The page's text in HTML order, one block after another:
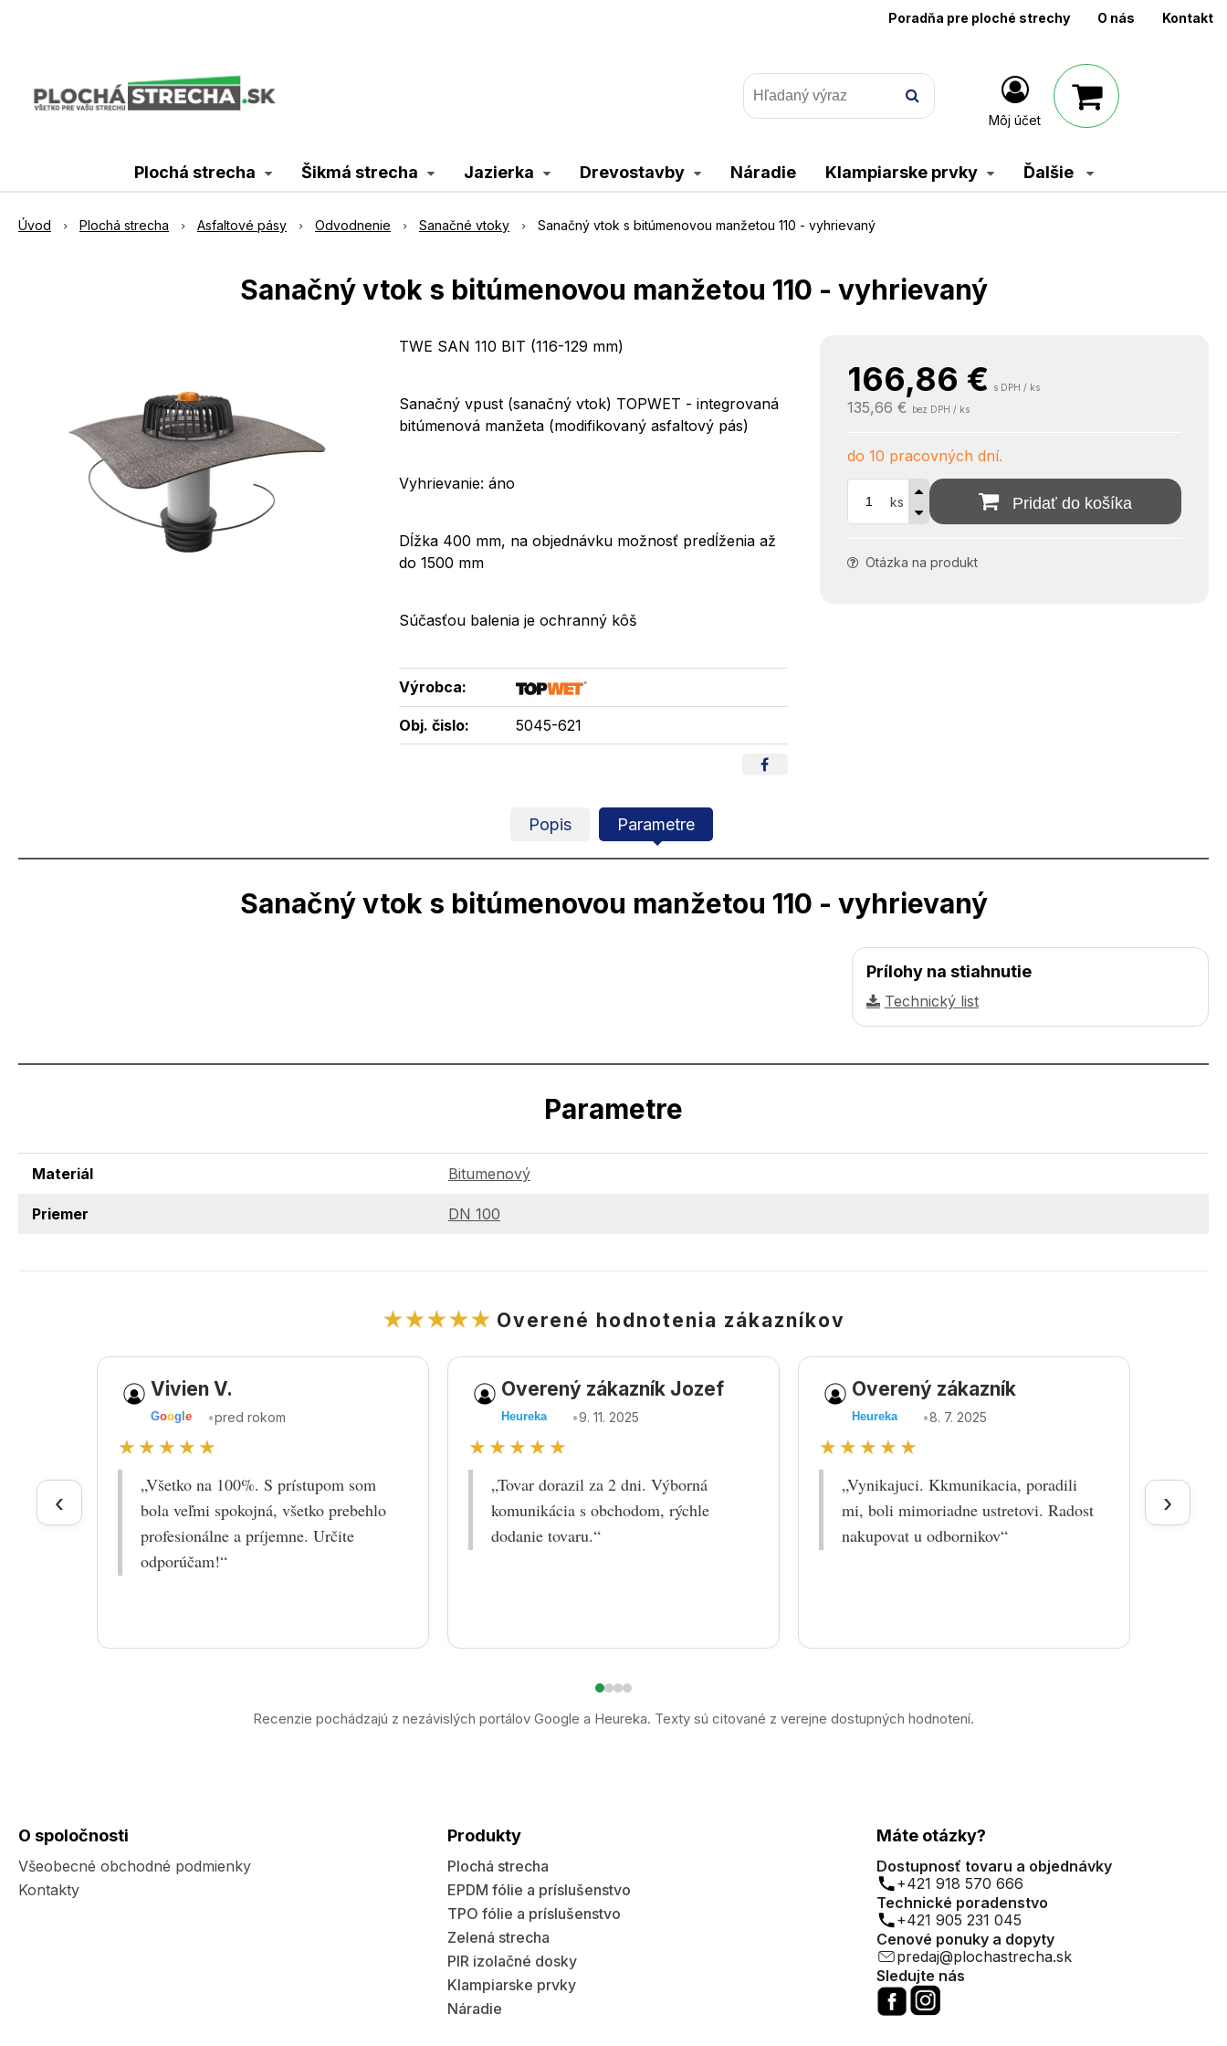
Poradňa pre ploché strechy O nás Kontakt
Môj účet
Plochá strecha Šikmá strecha Jazierka Drevostavby Náradie Klampiarske prvky Ďalšie
Úvod Plochá strecha Asfaltové pásy Odvodnenie Sanačné vtoky Sanačný vtok s bitúmenovou manžetou 110 - vyhrievaný
Sanačný vtok s bitúmenovou manžetou 110 - vyhrievaný
166,86 € s DPH / ks
135,66 € bez DPH / ks
do 10 pracovných dní.
ks Pridať do košíka
Otázka na produkt
TWE SAN 110 BIT (116-129 mm)
Sanačný vpust (sanačný vtok) TOPWET - integrovaná
bitúmenová manžeta (modifikovaný asfaltový pás)
Vyhrievanie: áno
Dĺžka 400 mm, na objednávku možnosť predĺženia až
do 1500 mm
Súčasťou balenia je ochranný kôš
Výrobca:
Obj. čislo: 5045-621
Popis Parametre
Sanačný vtok s bitúmenovou manžetou 110 - vyhrievaný
Prílohy na stiahnutie
Technický list
Parametre
Materiál Bitumenový
Priemer DN 100
★★★★★ Overené hodnotenia zákazníkov
‹
Vivien V.
Goog le •pred rokom
★★★★★
„Všetko na 100%. S prístupom som
bola veľmi spokojná, všetko prebehlo
profesionálne a príjemne. Určite
odporúčam!“
Overený zákazník Jozef
Heureka •9. 11. 2025
★★★★★
„Tovar dorazil za 2 dni. Výborná
komunikácia s obchodom, rýchle
dodanie tovaru.“
Overený zákazník
Heureka •8. 7. 2025
★★★★★
„Vynikajuci. Kkmunikacia, poradili
mi, boli mimoriadne ustretovi. Radost
nakupovat u odbornikov“
›
Recenzie pochádzajú z nezávislých portálov Google a Heureka. Texty sú citované z verejne dostupných hodnotení.
O spoločnosti
Všeobecné obchodné podmienky
Kontakty
Produkty
Plochá strecha
EPDM fólie a príslušenstvo
TPO fólie a príslušenstvo
Zelená strecha
PIR izolačné dosky
Klampiarske prvky
Náradie
Máte otázky?
Dostupnosť tovaru a objednávky
+421 918 570 666
Technické poradenstvo
+421 905 231 045
Cenové ponuky a dopyty
predaj@plochastrecha.sk
Sledujte nás